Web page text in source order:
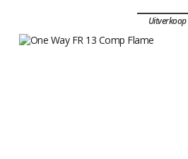
Uitverkoop